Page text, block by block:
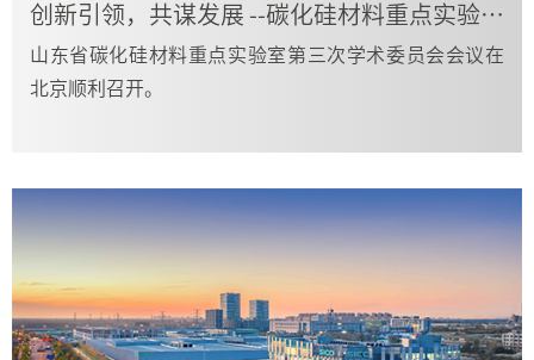
创新引领，共谋发展 --碳化硅材料重点实验室第三次学术委员会圆满举行
山东省碳化硅材料重点实验室第三次学术委员会会议在
北京顺利召开。